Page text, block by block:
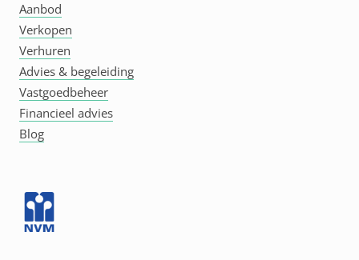
Aanbod
Verkopen
Verhuren
Advies & begeleiding
Vastgoedbeheer
Financieel advies
Blog